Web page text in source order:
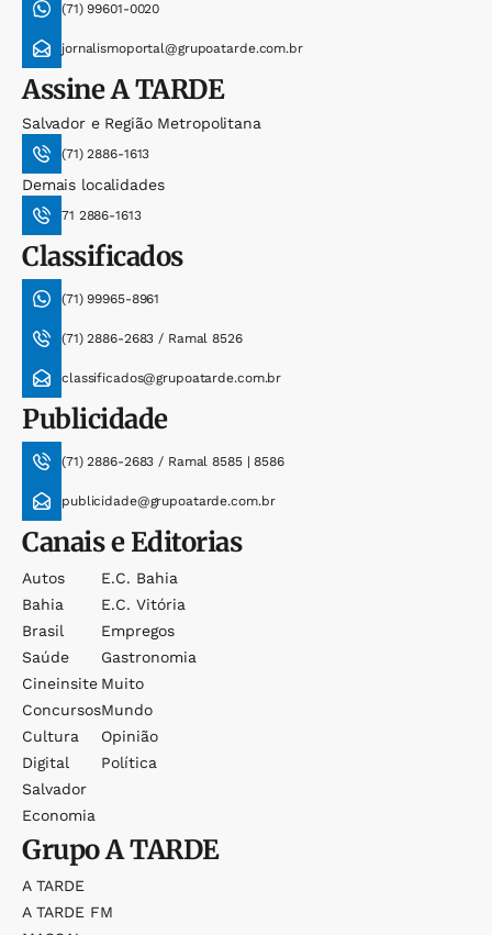
(71) 99601-0020
jornalismoportal@grupoatarde.com.br
AssineA TARDE
Salvador e Região Metropolitana
(71) 2886-1613
Demais localidades
71 2886-1613
Classificados
(71) 99965-8961
(71) 2886-2683 / Ramal 8526
classificados@grupoatarde.com.br
Publicidade
(71) 2886-2683 / Ramal 8585 | 8586
publicidade@grupoatarde.com.br
Canais e Editorias
Autos
Bahia
Brasil
Saúde
Cineinsite
Concursos
Cultura
Digital
Salvador
Economia
E.c. Bahia
E.c. Vitória
Empregos
Gastronomia
Muito
Mundo
Opinião
Política
GrupoA TARDE
A TARDE
A TARDE FM